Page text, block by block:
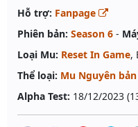
Hỗ trợ: Fanpage
Phiên bản: Season 6 -
Loại Mu: Reset In Game,
Thể loại: Mu Nguyên
Alpha Test: 18/12/2023